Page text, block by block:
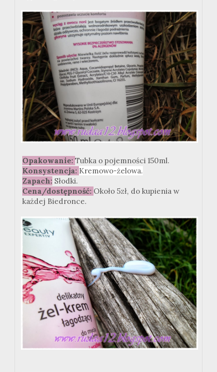
Opakowanie: Tubka o pojemności 150ml.
Konsystencja: Kremowo-żelowa.
Zapach: Słodki.
Cena/dostępność: Około 5zł, do kupienia w
każdej Biedronce.